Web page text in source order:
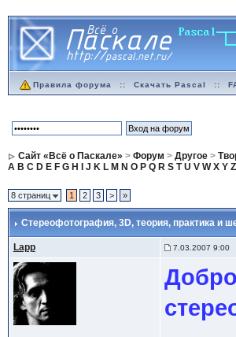
Правила форума :: Скачать Pascal ::
Сайт «Всё о Паскале» > Форум > Другое>
A B C D E F G H J K L M N O P Q R S T U V W X Y Z
8 страниц 1 2 3 > »
Стереофотография, 3D, теория, практика и
Lapp 7.03.2007 9:00